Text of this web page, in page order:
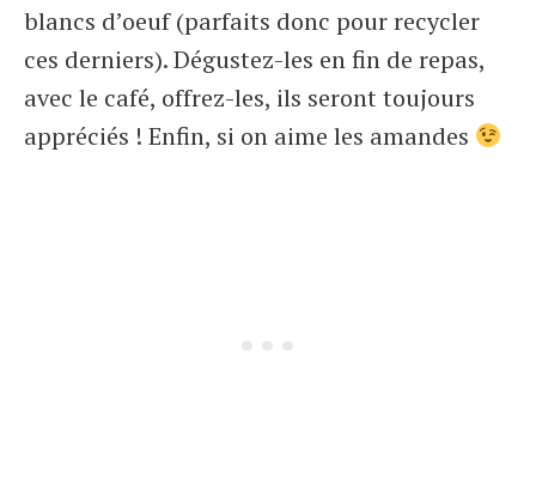
blancs d’oeuf (parfaits donc pour recycler
ces derniers). Dégustez-les en fin de repas,
avec le café, offrez-les, ils seront toujours
appréciés ! Enfin, si on aime les amandes